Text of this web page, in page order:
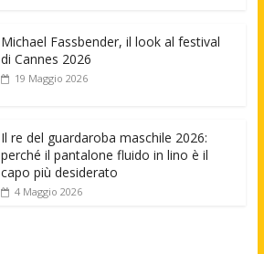
Michael Fassbender, il look al festival
di Cannes 2026
19 Maggio 2026
Il re del guardaroba maschile 2026:
perché il pantalone fluido in lino è il
capo più desiderato
4 Maggio 2026